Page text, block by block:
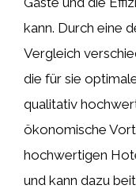
kann. Durch eine
Vergleich
die für sie
qualitativ
ökonomische
hochwertigen
und kann dazu